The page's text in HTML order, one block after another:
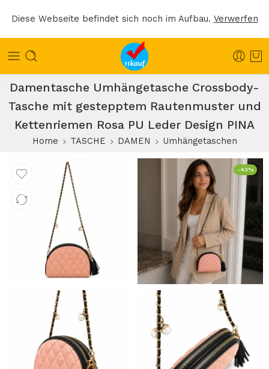
Diese Webseite befindet sich noch im Aufbau. Verwerfen
Damentasche Umhängetasche Crossbody-
Tasche mit gestepptem Rautenmuster und
Kettenriemen Rosa PU Leder Design PINA
Home TASCHE DAMEN Umhängetaschen
-43%